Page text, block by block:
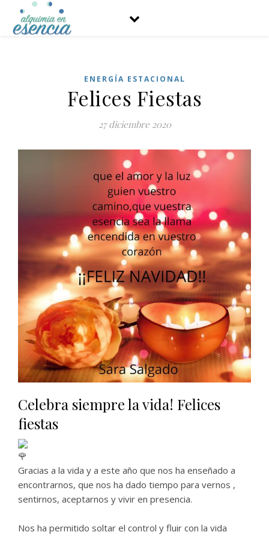
ENERGÍA ESTACIONAL
Felices Fiestas
27 diciembre 2020
Celebra siempre la vida! Felices
fiestas
Gracias a la vida y a este año que nos ha enseñado a
encontrarnos, que nos ha dado tiempo para vernos ,
sentirnos, aceptarnos y vivir en presencia.
Nos ha permitido soltar el control y fluir con la vida